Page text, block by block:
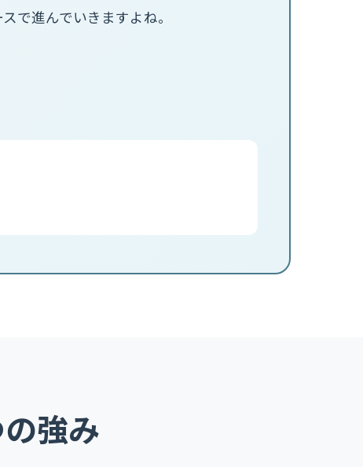
で進んでいきますよね。
強み